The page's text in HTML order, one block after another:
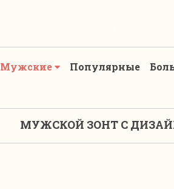
Мужские Популярные
МУЖСКОЙ ЗОНТ С